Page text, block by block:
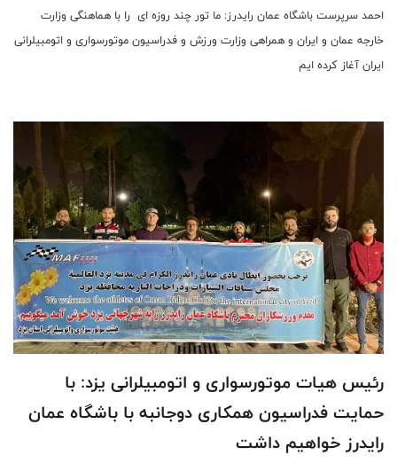
احمد سرپرست باشگاه عمان رایدرز: ما تور چند روزه ای را با هماهنگی وزارت
خارجه عمان و ایران و همراهی وزارت ورزش و فدراسیون موتورسواری و اتومبیلرانی
ایران آغاز کرده ایم
رئیس هیات موتورسواری و اتومبیلرانی یزد: با
حمایت فدراسیون همکاری دوجانبه با باشگاه عمان
رایدرز خواهیم داشت